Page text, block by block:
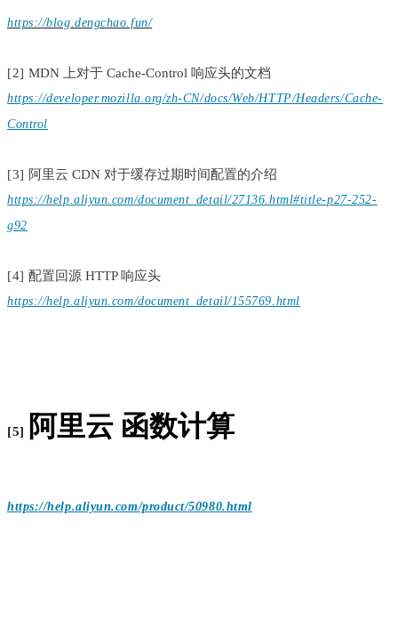
https://blog.dengchao.fun/
[2]MDN 上对于 Cache-Control 响应头的文档
https://developer.mozilla.org/zh-CN/docs/Web/HTTP/Headers/Cache-
Control
[3] 阿里云 CDN 对于缓存过期时间配置的介绍
https://help.aliyun.com/document_detail/27136.html#title-p27-252-
g92
[4]配置回源 HTTP 响应头
https://help.aliyun.com/document_detail/155769.html
[5] 阿里云 函数计算
https://help.aliyun.com/product/50980.html